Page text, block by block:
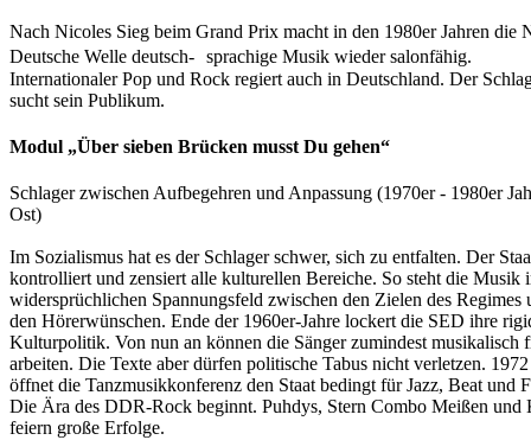
Nach Nicoles Sieg beim Grand Prix macht in den 1980er Jahren die
Deutsche Welle deutsch- sprachige Musik wieder salonfähig.
Internationaler Pop und Rock regiert auch in Deutschland. Der
sucht sein Publikum.
Modul „Über sieben Brücken musst Du gehen“
Schlager zwischen Aufbegehren und Anpassung (1970er - 1980er
Ost)
Im Sozialismus hat es der Schlager schwer, sich zu entfalten. Der
kontrolliert und zensiert alle kulturellen Bereiche. So steht die Musik
widersprüchlichen Spannungsfeld zwischen den Zielen des Regimes
den Hörerwünschen. Ende der 1960er-Jahre lockert die SED ihre
Kulturpolitik. Von nun an können die Sänger zumindest musikalisch
arbeiten. Die Texte aber dürfen politische Tabus nicht verletzen. 1972
öffnet die Tanzmusikkonferenz den Staat bedingt für Jazz, Beat und
Die Ära des DDR-Rock beginnt. Puhdys, Stern Combo Meißen und
feiern große Erfolge.